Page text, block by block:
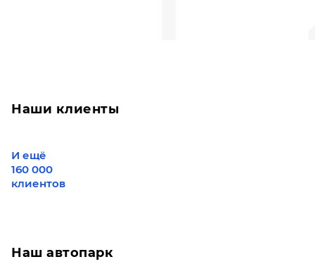
Наши клиенты
И ещё
160 000
клиентов
Наш автопарк